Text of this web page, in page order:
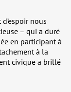
nous
– qui a duré
en participant à
à la
civique a brillé